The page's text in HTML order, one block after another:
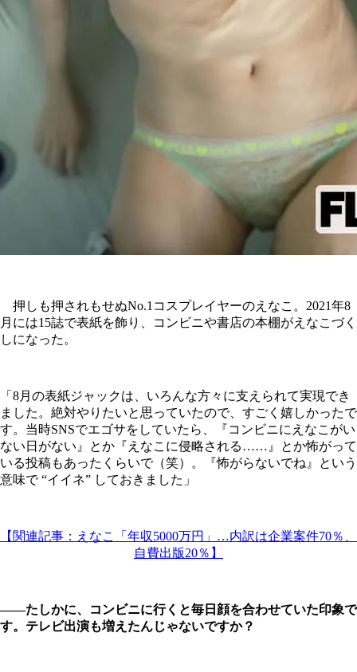
押しも押されもせぬNo.1コスプレイヤーのえなこ。2021年8
月には15誌で表紙を飾り、コンビニや書店の本棚がえなこづく
しになった。
「8月の表紙ジャックは、いろんな方々に支えられて実現でき
ました。絶対やりたいと思っていたので、すごく嬉しかったで
す。当時SNSでエゴサをしていたら、『コンビニにえなこがい
ない日がない』とか『えなこに侵略される……』とか怖がって
いる投稿もあったくらいで（笑）。『怖がらないでね』という
意味で “イイネ” しておきました」
【関連記事：えなこ「年収5000万円」…内訳は企業案件70％、
自費出版20％】
――たしかに、コンビニに行くと毎日顔を合わせていた印象で
す。テレビ出演も増えたんじゃないですか？